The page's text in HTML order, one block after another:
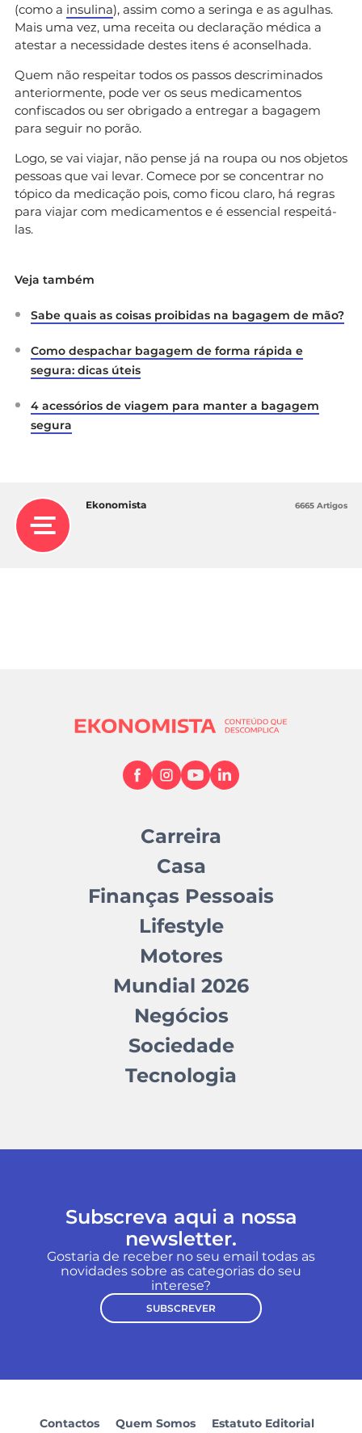
(como a insulina), assim como a seringa e as agulhas.
Mais uma vez, uma receita ou declaração médica a
atestar a necessidade destes itens é aconselhada.
Quem não respeitar todos os passos descriminados
anteriormente, pode ver os seus medicamentos
confiscados ou ser obrigado a entregar a bagagem
para seguir no porão.
Logo, se vai viajar, não pense já na roupa ou nos objetos
pessoas que vai levar. Comece por se concentrar no
tópico da medicação pois, como ficou claro, há regras
para viajar com medicamentos e é essencial respeitá-
las.
Veja também
Sabe quais as coisas proibidas na bagagem de mão?
Como despachar bagagem de forma rápida e
segura: dicas úteis
4 acessórios de viagem para manter a bagagem
segura
Ekonomista 6665 Artigos
Carreira
Casa
Finanças Pessoais
Lifestyle
Motores
Mundial 2026
Negócios
Sociedade
Tecnologia
Subscreva aqui a nossa
newsletter.
Gostaria de receber no seu email todas as
novidades sobre as categorias do seu
interese?
SUBSCREVER
Contactos Quem Somos Estatuto Editorial